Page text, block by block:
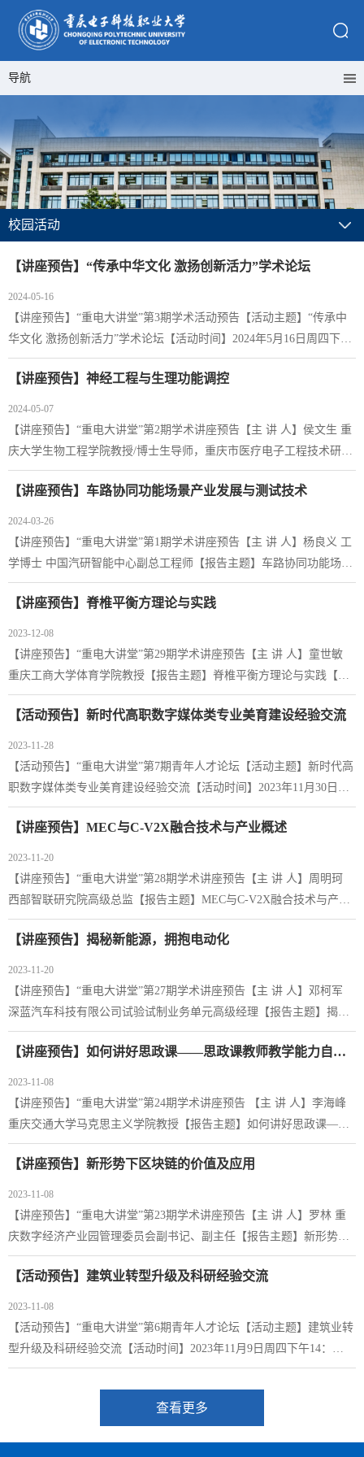
导航
校园活动
【讲座预告】“传承中华文化 激扬创新活力”学术论坛
2024-05-16
【讲座预告】“重电大讲堂”第3期学术活动预告【活动主题】“传承中
华文化 激扬创新活力”学术论坛【活动时间】2024年5月16日周四下午
14:00【活动地点】2307会议室【承办单位】科研与社会服务处【承办
学院】数字媒体学院【主讲人介绍】1.黄潇（重庆大学建筑学博士、
正高级工程师、重庆市勘察设计协会建筑设计分会副会长）报告题
目：在地而生——地域文化与现代建筑设计的融合2.陈宝华（四川美
术学院明清家具研究所所长、重庆汉福百年红木家具厂厂长、...
【讲座预告】神经工程与生理功能调控
2024-05-07
【讲座预告】“重电大讲堂”第2期学术讲座预告【主 讲 人】侯文生 重
庆大学生物工程学院教授/博士生导师，重庆市医疗电子工程技术研究
中心主任【报告主题】神经工程与生理功能调控【活动时间】2024年5
月7日周二下午15：30【活动地点】16栋16-422【主办单位】科研与社
会服务处【承办学院】智慧健康学院
【讲座预告】车路协同功能场景产业发展与测试技术
2024-03-26
【讲座预告】“重电大讲堂”第1期学术讲座预告【主 讲 人】杨良义 工
学博士 中国汽研智能中心副总工程师【报告主题】车路协同功能场景
产业发展与测试技术【活动时间】2024年3月28日下午14:30【活动地
点】13-307会议室【主办单位】科研与社会服务处【承办学院】通信
工程学院
【讲座预告】脊椎平衡方理论与实践
2023-12-08
【讲座预告】“重电大讲堂”第29期学术讲座预告【主 讲 人】童世敏
重庆工商大学体育学院教授【报告主题】脊椎平衡方理论与实践【活
动时间】2023年12月8日周五下午14:00-16:00【活动地点】13栋
308【主办单位】科研与社会服务处【承办学院】体育与国防教学部
【活动预告】新时代高职数字媒体类专业美育建设经验交流
2023-11-28
【活动预告】“重电大讲堂”第7期青年人才论坛【活动主题】新时代高
职数字媒体类专业美育建设经验交流【活动时间】2023年11月30日周
四下午14：30【活动地点】1栋1-411 会议室【主办单位】科研与社会
服务处、党委教师工作部、教师发展中心【承办学院】数字媒体学院
【交流主题】 谭真谛 《思想与物态——新时代职业院校美育课程建
设困境及创新实践》李 文 《新时代职业院校数字媒体类专业学生的
艺术观养成》唐晓莉 《虚拟数字人的审美分析》...
【讲座预告】MEC与C-V2X融合技术与产业概述
2023-11-20
【讲座预告】“重电大讲堂”第28期学术讲座预告【主 讲 人】周明珂
西部智联研究院高级总监【报告主题】MEC与C-V2X融合技术与产业
概述 【活动时间】2023年11月23日周四下午14:30【活动地点】13栋
307会议室【主办单位】科研与社会服务处 【承办学院】通信工程学
院
【讲座预告】揭秘新能源，拥抱电动化
2023-11-20
【讲座预告】“重电大讲堂”第27期学术讲座预告【主 讲 人】邓柯军
深蓝汽车科技有限公司试验试制业务单元高级经理【报告主题】揭秘
新能源，拥抱电动化【活动时间】2023年11月22日周三下午14:00【活
动地点】16栋203会议室【主办单位】科研与社会服务处【承办学院】
智能制造与汽车学院
【讲座预告】如何讲好思政课——思政课教师教学能力自我提升经验分享
2023-11-08
【讲座预告】“重电大讲堂”第24期学术讲座预告 【主 讲 人】李海峰
重庆交通大学马克思主义学院教授【报告主题】如何讲好思政课——
思政课教师教学能力自我提升经验分享【活动时间】2023年11月9日周
四下午14:00【活动地点】马克思主义学院思政多功能厅【承办学院】
马克思主义学院
【讲座预告】新形势下区块链的价值及应用
2023-11-08
【讲座预告】“重电大讲堂”第23期学术讲座预告【主 讲 人】罗林 重
庆数字经济产业园管理委员会副书记、副主任【报告主题】新形势下
区块链的价值及应用【活动时间】2023年11月9日周四下午14:30【活
动地点】10栋412会议室【承办学院】财经管理学院
【活动预告】建筑业转型升级及科研经验交流
2023-11-08
【活动预告】“重电大讲堂”第6期青年人才论坛【活动主题】建筑业转
型升级及科研经验交流【活动时间】2023年11月9日周四下午14：
30【活动地点】6栋6202会议室【主办单位】科研与社会服务处、党委
教师工作部、教师发展中心【承办学院】建筑与材料学院【交流主
查看更多